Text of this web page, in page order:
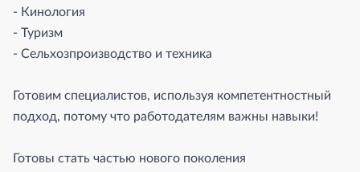
- Кинология
- Туризм
- Сельхозпроизводство и техника
Готовим специалистов, используя компетентностный
подход, потому что работодателям важны навыки!
Готовы стать частью нового поколения